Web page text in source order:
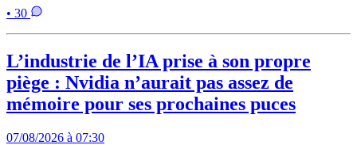
• 30
L’industrie de l’IA prise à son propre
piège : Nvidia n’aurait pas assez de
mémoire pour ses prochaines puces
07/08/2026 à 07:30